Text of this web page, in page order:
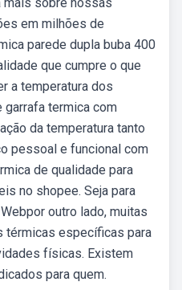
em milhões de
parede dupla buba 400
que cumpre o que
a temperatura dos
garrafa termica com
da temperatura tanto
pessoal e funcional com
de qualidade para
no shopee. Seja para
outro lado, muitas
térmicas específicas para
físicas. Existem
para quem.